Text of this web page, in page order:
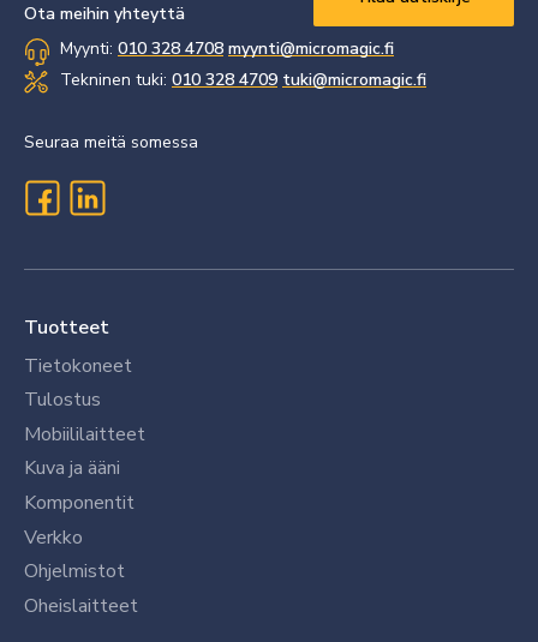
Ota meihin yhteyttä
Myynti: 010 328 4708 myynti@micromagic.fi
Tekninen tuki: 010 328 4709 tuki@micromagic.fi
Seuraa meitä somessa
Tuotteet
Tietokoneet
Tulostus
Mobiililaitteet
Kuva ja ääni
Komponentit
Verkko
Ohjelmistot
Oheislaitteet